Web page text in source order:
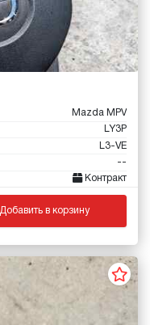
Mazda MPV
LY3P
L3-VE
--
Контракт
Добавить в корзину